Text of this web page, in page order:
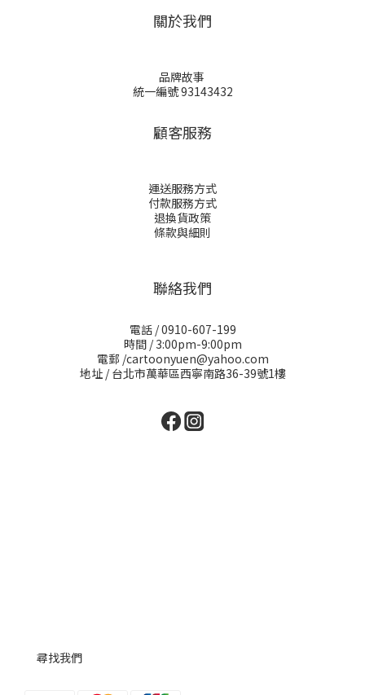
關於我們
品牌故事
統一編號 93143432
顧客服務
運送服務方式
付款服務方式
退換貨政策
條款與細則
聯絡我們
電話 / 0910-607-199
時間 / 3:00pm-9:00pm
電郵 /cartoonyuen@yahoo.com
地址 / 台北市萬華區西寧南路36-39號1樓
尋找我們